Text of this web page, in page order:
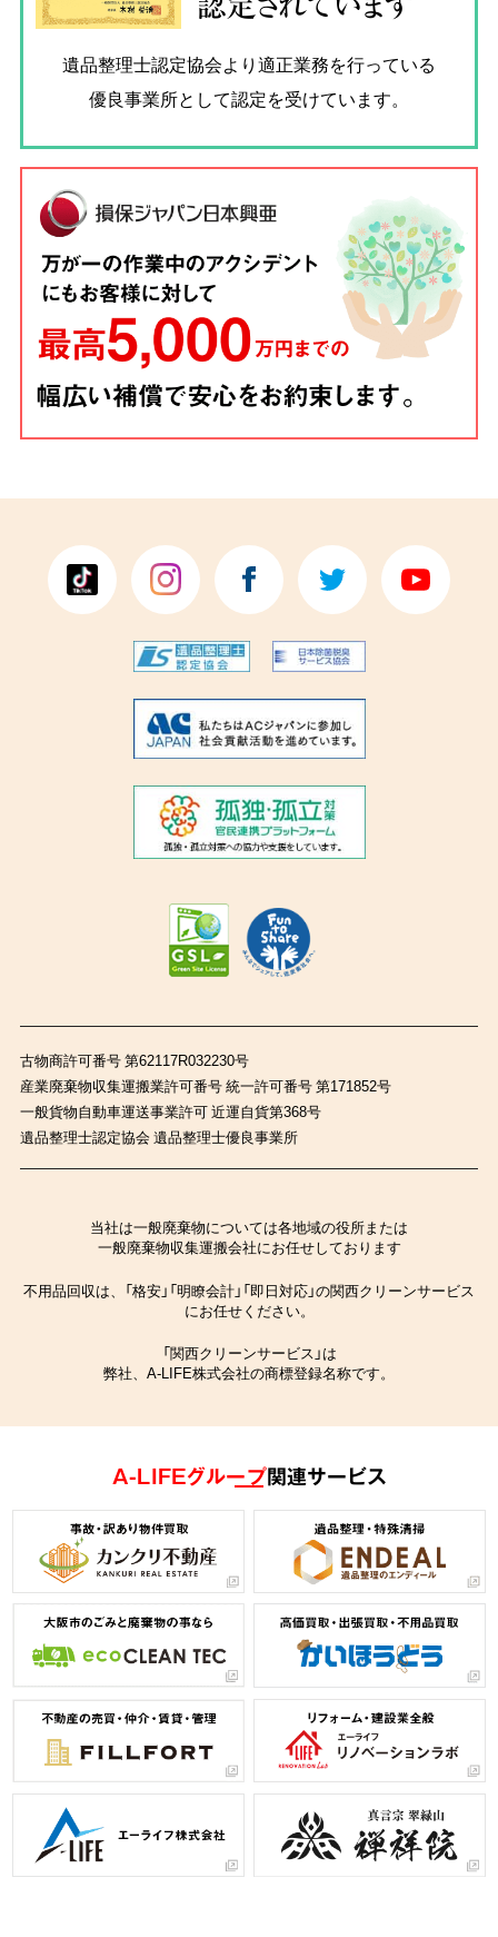
遺品整理士認定協会より適正業務を行っている
優良事業所として認定を受けています。
古物商許可番号 第62117R032230号
産業廃棄物収集運搬業許可番号 統一許可番号 第171852号
一般貨物自動車運送事業許可 近運自貨第368号
遺品整理士認定協会 遺品整理士優良事業所
当社は一般廃棄物については各地域の役所または
一般廃棄物収集運搬会社にお任せしております
不用品回収は、「格安」「明瞭会計」「即日対応」の関西クリーンサービス
にお任せください。
「関西クリーンサービス」は
弊社、A-LIFE株式会社の商標登録名称です。
A-LIFEグループ関連サービス